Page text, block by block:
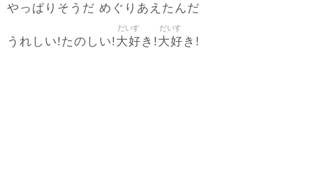
やっぱりそうだ めぐりあえたんだ
うれしい!たのしい!大好
だいす
き!大好
だいす
き!